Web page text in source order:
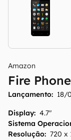
Amazon
Fire Phone
Lançamento: 18/
Display: 4.7"
Sistema
Resolução: 720 x